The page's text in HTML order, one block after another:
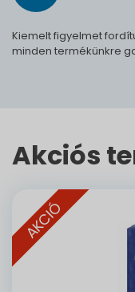
Kiemelt figyelmet
minden termékünkre
Akciós
AKCIÓ